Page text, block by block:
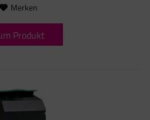
Merken
Produkt